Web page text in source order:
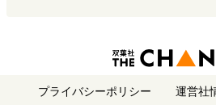
プライバシーポリシー 運営社